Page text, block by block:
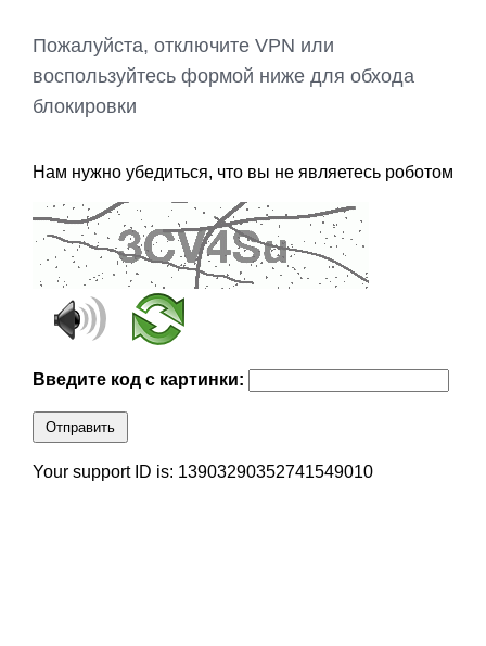
Пожалуйста, отключите VPN или
воспользуйтесь формой ниже для обхода
блокировки
Нам нужно убедиться, что вы не являетесь роботом
Введите код с картинки:
Отправить
Your support ID is: 13903290352741549010